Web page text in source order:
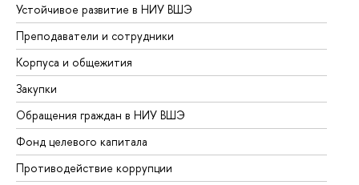
Устойчивое развитие в НИУ ВШЭ
Преподаватели и сотрудники
Корпуса и общежития
Закупки
Обращения граждан в НИУ ВШЭ
Фонд целевого капитала
Противодействие коррупции